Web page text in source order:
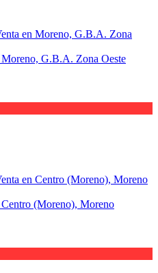
G.B.A. Zona Oeste
(Moreno), Moreno